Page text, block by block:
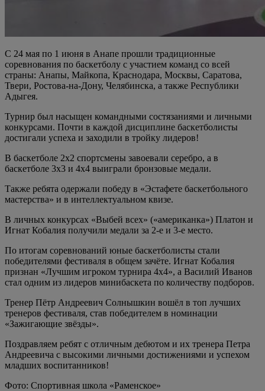
С 24 мая по 1 июня в Анапе прошли традиционные
соревнования по баскетболу с участием команд со всей
страны: Анапы, Майкопа, Краснодара, Москвы, Саратова,
Твери, Ростова-на-Дону, Челябинска, а также Республики
Адыгея.
Турнир был насыщен командными состязаниями и личными
конкурсами. Почти в каждой дисциплине баскетболисты
достигали успеха и заходили в тройку лидеров!
В баскетболе 2х2 спортсмены завоевали серебро, а в
баскетболе 3х3 и 4х4 выиграли бронзовые медали.
Также ребята одержали победу в «Эстафете баскетбольного
мастерства» и в интеллектуальном квизе.
В личных конкурсах «Выбей всех» («американка») Платон и
Игнат Кобалия получили медали за 2-е и 3-е место.
По итогам соревнований юные баскетболисты стали
победителями фестиваля в общем зачёте. Игнат Кобалия
признан «Лучшим игроком турнира 4х4», а Василий Иванов
стал одним из лидеров минибаскета по количеству подборов.
Тренер Пётр Андреевич Солнышкин вошёл в топ лучших
тренеров фестиваля, став победителем в номинации
«Зажигающие звёзды».
Поздравляем ребят с отличным дебютом и их тренера Петра
Андреевича с высокими личными достижениями и успехом
младших воспитанников!
Фото: Спортивная школа «Раменское»